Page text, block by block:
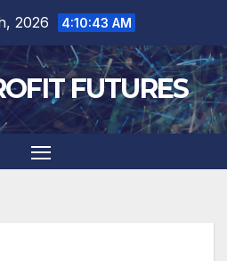
2026 4:10:44 AM
FUTURES